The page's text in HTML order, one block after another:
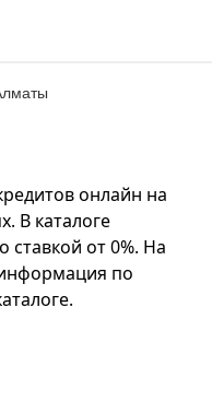
онлайн на
В каталоге
от 0%. На
по